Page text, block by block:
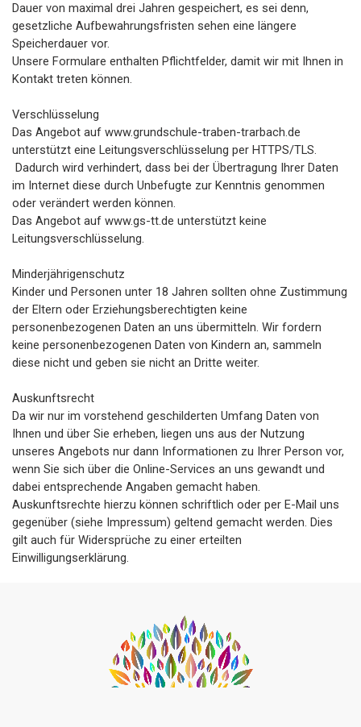
Dauer von maximal drei Jahren gespeichert, es sei denn,
gesetzliche Aufbewahrungsfristen sehen eine längere
Speicherdauer vor.
Unsere Formulare enthalten Pflichtfelder, damit wir mit Ihnen in
Kontakt treten können.
Verschlüsselung
Das Angebot auf www.grundschule-traben-trarbach.de
unterstützt eine Leitungsverschlüsselung per HTTPS/TLS.
Dadurch wird verhindert, dass bei der Übertragung Ihrer Daten
im Internet diese durch Unbefugte zur Kenntnis genommen
oder verändert werden können.
Das Angebot auf www.gs-tt.de unterstützt keine
Leitungsverschlüsselung.
Minderjährigenschutz
Kinder und Personen unter 18 Jahren sollten ohne Zustimmung
der Eltern oder Erziehungsberechtigten keine
personenbezogenen Daten an uns übermitteln. Wir fordern
keine personenbezogenen Daten von Kindern an, sammeln
diese nicht und geben sie nicht an Dritte weiter.
Auskunftsrecht
Da wir nur im vorstehend geschilderten Umfang Daten von
Ihnen und über Sie erheben, liegen uns aus der Nutzung
unseres Angebots nur dann Informationen zu Ihrer Person vor,
wenn Sie sich über die Online-Services an uns gewandt und
dabei entsprechende Angaben gemacht haben.
Auskunftsrechte hierzu können schriftlich oder per E-Mail uns
gegenüber (siehe Impressum) geltend gemacht werden. Dies
gilt auch für Widersprüche zu einer erteilten
Einwilligungserklärung.